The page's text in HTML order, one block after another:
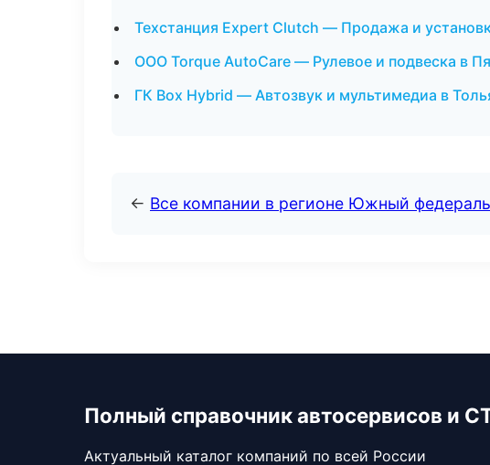
Техстанция Expert Clutch — Продажа и
ООО Torque AutoCare — Рулевое и подвеска в
ГК Box Hybrid — Автозвук и мультимедиа в
← Все компании в регионе Южный
Полный справочник автосервисов и
Актуальный каталог компаний по всей России